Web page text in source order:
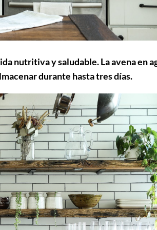
nutritiva y saludable. La avena en
durante hasta tres días.